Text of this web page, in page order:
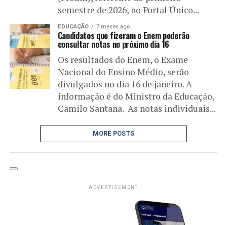
semestre de 2026, no Portal Único...
EDUCAÇÃO 7 meses ago
Candidatos que fizeram o Enem poderão
consultar notas no próximo dia 16
Os resultados do Enem, o Exame
Nacional do Ensino Médio, serão
divulgados no dia 16 de janeiro. A
informação é do Ministro da Educação,
Camilo Santana. As notas individuais...
MORE POSTS
ADVERTISEMENT